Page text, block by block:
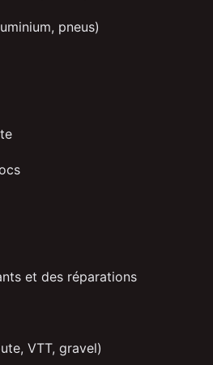
pneus)
et des réparations
VTT, gravel)